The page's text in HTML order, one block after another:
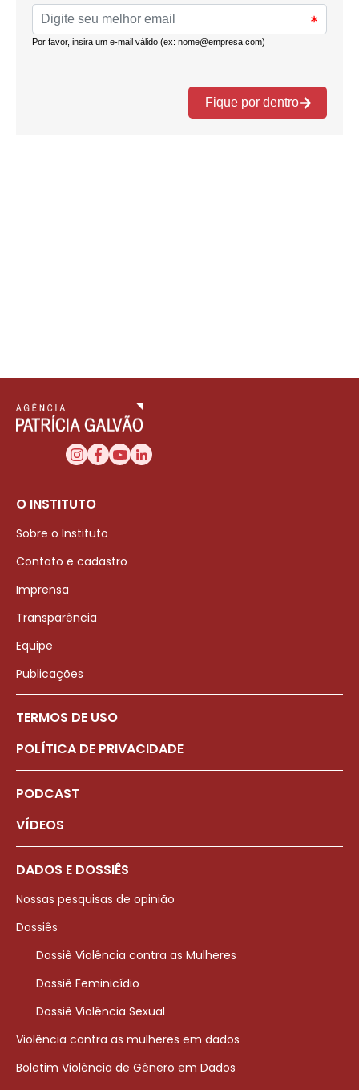
O INSTITUTO
Sobre o Instituto
Contato e cadastro
Imprensa
Transparência
Equipe
Publicações
TERMOS DE USO
POLÍTICA DE PRIVACIDADE
PODCAST
VÍDEOS
DADOS E DOSSIÊS
Nossas pesquisas de opinião
Dossiês
Dossiê Violência contra as Mulheres
Dossiê Feminicídio
Dossiê Violência Sexual
Violência contra as mulheres em dados
Boletim Violência de Gênero em Dados